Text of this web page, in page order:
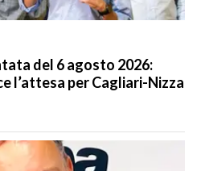
del 6 agosto 2026:
l’attesa per Cagliari-Nizza